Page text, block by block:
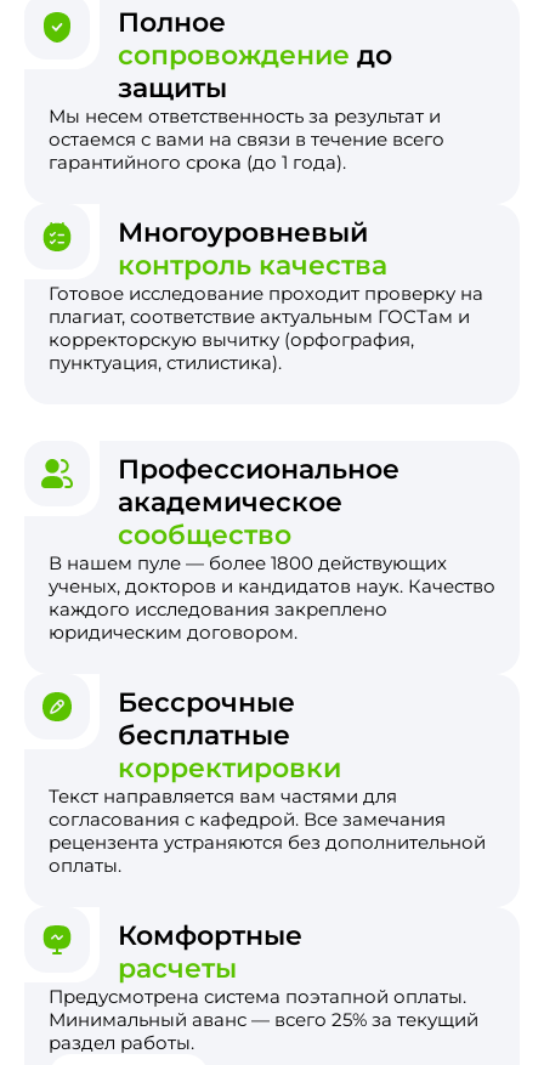
Полное
сопровождение до
защиты
Мы несем ответственность за результат и
остаемся с вами на связи в течение всего
гарантийного срока (до 1 года).
Многоуровневый
контроль качества
Готовое исследование проходит проверку на
плагиат, соответствие актуальным ГОСТам и
корректорскую вычитку (орфография,
пунктуация, стилистика).
Профессиональное
академическое
сообщество
В нашем пуле — более 1800 действующих
ученых, докторов и кандидатов наук. Качество
каждого исследования закреплено
юридическим договором.
Бессрочные
бесплатные
корректировки
Текст направляется вам частями для
согласования с кафедрой. Все замечания
рецензента устраняются без дополнительной
оплаты.
Комфортные
расчеты
Предусмотрена система поэтапной оплаты.
Минимальный аванс — всего 25% за текущий
раздел работы.